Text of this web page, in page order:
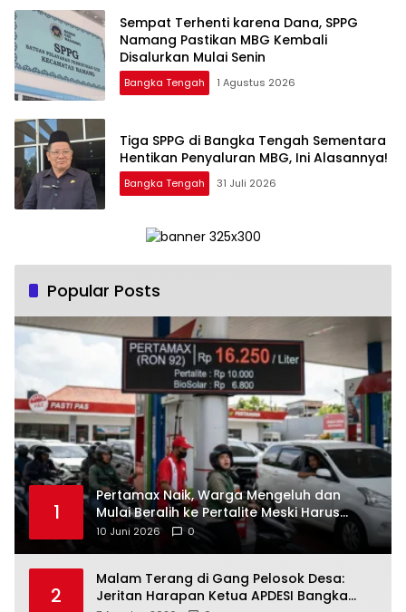
‎Sempat Terhenti karena Dana, SPPG
Namang Pastikan MBG Kembali
Disalurkan Mulai Senin
Bangka Tengah 1 Agustus 2026
‎Tiga SPPG di Bangka Tengah Sementara
Bangka Tengah 31 Juli 2026
Popular Posts
1
‎Pertamax Naik, Warga Mengeluh dan
Mulai Beralih ke Pertalite Meski Harus
10 Juni 2026 0
2
Malam Terang di Gang Pelosok Desa:
Jeritan Harapan Ketua APDESI Bangka